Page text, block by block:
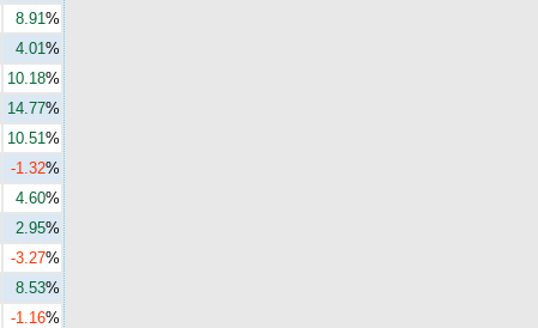
8.91 %
4.01 %
10.18%
14.77%
10.51 %
-1.32%
4.60%
2.95%
-3.27%
8.53%
-1.16%